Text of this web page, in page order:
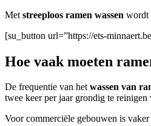
Met streeploos ramen wassen wordt
[su_button url=”https://ets-
Hoe vaak moeten
De frequentie van hetwassen van
twee keer per jaar grondig te
Voor commerciële gebouwen is